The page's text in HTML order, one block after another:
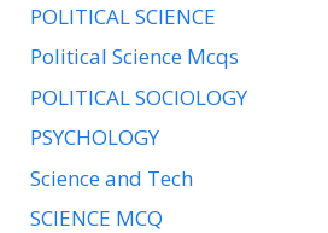
POLITICAL SCIENCE
Political Science Mcqs
POLITICAL SOCIOLOGY
PSYCHOLOGY
Science and Tech
SCIENCE MCQ